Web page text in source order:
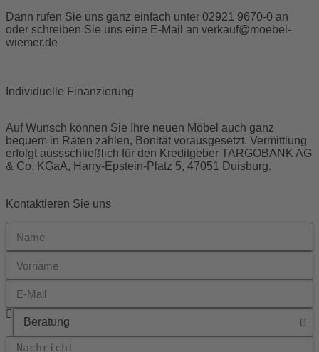
Dann rufen Sie uns ganz einfach unter 02921 9670-0 an
oder schreiben Sie uns eine E-Mail an verkauf@moebel-
wiemer.de
Individuelle Finanzierung
Auf Wunsch können Sie Ihre neuen Möbel auch ganz
bequem in Raten zahlen, Bonität vorausgesetzt. Vermittlung
erfolgt aussschließlich für den Kreditgeber TARGOBANK AG
& Co. KGaA, Harry-Epstein-Platz 5, 47051 Duisburg.
Kontaktieren Sie uns